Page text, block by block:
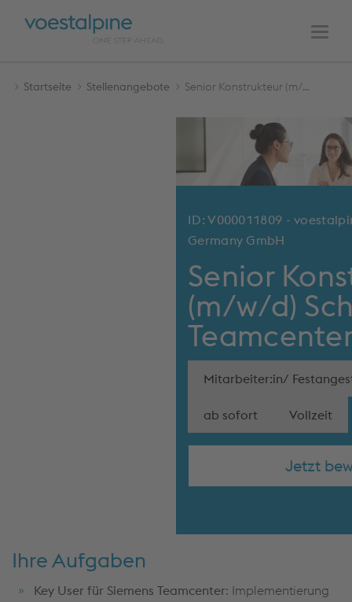
Zum
ZurHAUPTNAVIGATION
Startseite Stellenangebote Senior Konstrukteur (m/w/d) Schwerpunkt Teamcenter
ID: V000011809 -
Germany GmbH
Senior
(m/w/d)
Mitarbeiter:in/
ab sofort Vollzeit
Jetzt
Ihre Aufgaben
Key User für Siemens Teamcenter: Implementierung